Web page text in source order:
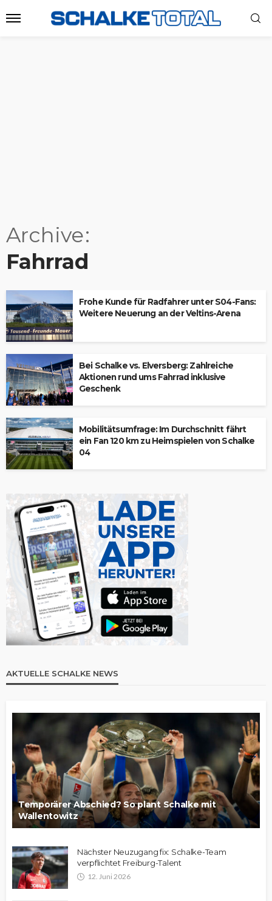
Archive
Fahrrad
Frohe Kunde für Radfahrer unter S04-Fans:
Weitere Neuerung an der Veltins-Arena
Bei Schalke vs. Elversberg: Zahlreiche
Aktionen rund ums Fahrrad inklusive
Geschenk
Mobilitätsumfrage: Im Durchschnitt fährt
ein Fan 120 km zu Heimspielen von Schalke
04
AKTUELLE SCHALKE NEWS
Temporärer Abschied? So plant Schalke mit
Wallentowitz
Nächster Neuzugang fix: Schalke-Team
verpflichtet Freiburg-Talent
12. Juni 2026